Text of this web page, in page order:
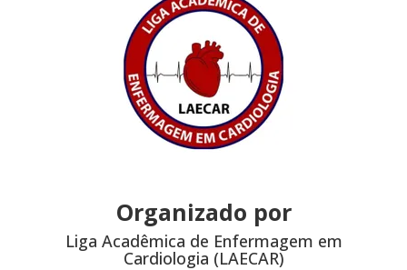
Organizado por
Liga Acadêmica de Enfermagem em
Cardiologia (LAECAR)